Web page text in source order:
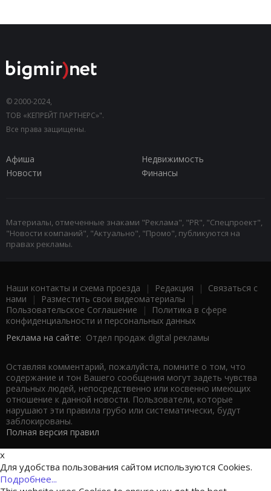
© 2000-2024,
ТОВ «КЕПРЕЙТ ПАРТНЕРС»".
Все права защищены.
Афиша
Недвижимость
Новости
Финансы
Материалы, отмеченные знаками "Реклама", "PR", "Спецпроект",
"Новости компаний", "Актуально", "Промо", публикуются на
правах рекламы.
Наши контакты и схема проезда | Редакция | Связаться с
нами | Разместить свои видеоматериалы |
Пользовательское Соглашение |
Политика в сфере
конфиденциальности и персональных данных
Реклама на сайте: Отдел продаж digital рекламы
Оставляя комментарий, пожалуйста, помните о том, что
содержание и тон Вашего сообщения могут задеть чувства
реальных людей, непосредственно или косвенно имеющих
отношение к данной новости. Пользователи, которые
нарушают эти правила грубо или систематически, будут
заблокированы.
Полная версия правил
x
Для удобства пользования сайтом используются Cookies.
Подробнее...